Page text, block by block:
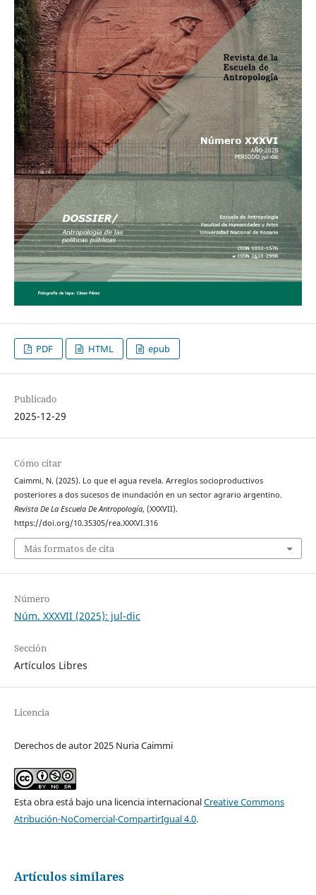
PDF HTML epub
Publicado
2025-12-29
Cómo citar
Caimmi, N. (2025). Lo que el agua revela. Arreglos socioproductivos
posteriores a dos sucesos de inundación en un sector agrario argentino.
Revista De La Escuela De Antropología, (XXXVII).
https://doi.org/10.35305/rea.XXXVI.316
Más formatos de cita
Número
Núm. XXXVII (2025): jul-dic
Sección
Artículos Libres
Licencia
Derechos de autor 2025 Nuria Caimmi
Esta obra está bajo una licencia internacionalCreative Commons
Atribución-NoComercial-CompartirIgual 4.0.
Artículos similares